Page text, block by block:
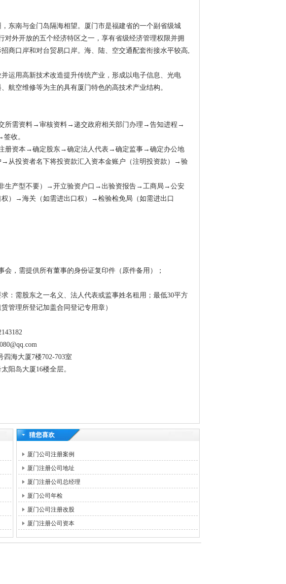
东南与金门岛隔海相望。厦门市是福建省的一个副省级城
外开放的五个经济特区之一，享有省级经济管理权限并拥
商口岸和对台贸易口岸。海、陆、空交通配套衔接水平较高,
运用高新技术改造提升传统产业，形成以电子信息、光电
航空维修等为主的具有厦门特色的高技术产业结构。
所需资料→审核资料→递交政府相关部门办理→告知进程→
收。
册资本→确定股东→确定法人代表→确定监事→确定办公地
从投资者名下将投资款汇入资本金账户（注明投资款）→验
生产型不要）→开立验资户口→出验资报告→工商局→公安
→海关（如需进出口权）→检验检免局（如需进出口
，需提供所有董事的身份证复印件（原件备用）；
：需股东之一名义、法人代表或监事姓名租用；最低30平方
管理所登记加盖合同登记专用章）
海大厦7楼702-703室
阳岛大厦16楼全层。
猜您喜欢
厦门公司注册案例
厦门注册公司地址
厦门注册公司总经理
厦门公司年检
厦门公司注册改股
厦门注册公司资本